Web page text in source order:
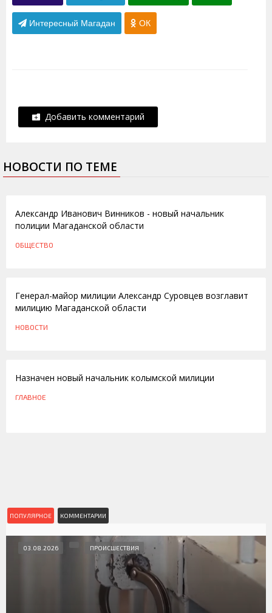
Интересный Магадан ОК
Добавить комментарий
НОВОСТИ ПО ТЕМЕ
Александр Иванович Винников - новый начальник
полиции Магаданской области
ОБЩЕСТВО
Генерал-майор милиции Александр Суровцев возглавит
милицию Магаданской области
НОВОСТИ
Назначен новый начальник колымской милиции
ГЛАВНОЕ
ПОПУЛЯРНОЕ КОММЕНТАРИИ
03.08.2026 ПРОИСШЕСТВИЯ